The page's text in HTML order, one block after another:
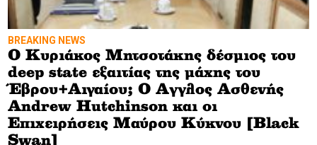
BREAKING NEWS
Ο Κυριάκος Μητσοτάκης δέσμιος του
deep state εξαιτίας της μάχης του
Έβρου+Αιγαίου; Ο Αγγλος Ασθενής
Andrew Hutchinson και οι
Επιχειρήσεις Μαύρου Κύκνου [Black
Swan]